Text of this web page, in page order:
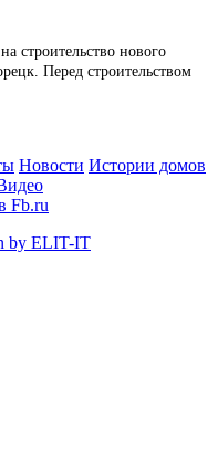
строительство нового
Перед строительством
Новости Истории домов
by ELIT-IT